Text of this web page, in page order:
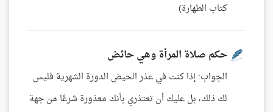
كتاب الطهارة)
حكم صلاة المرأة وهي حائض
الجواب: إذا كنت في عذر الحيض الدورة الشهرية فليس
لك ذلك، بل عليك أن تعتذري بأنك معذورة شرعًا من جهة